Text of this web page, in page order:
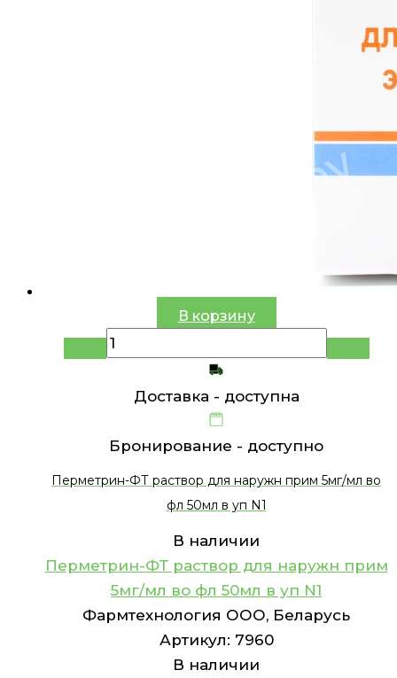
В корзину
Доставка - доступна
Бронирование - доступно
Перметрин-ФТ раствор для наружн прим 5мг/мл во
фл 50мл в уп N1
В наличии
Перметрин-ФТ раствор для наружн прим
5мг/мл во фл 50мл в уп N1
Фармтехнология ООО, Беларусь
Артикул: 7960
В наличии